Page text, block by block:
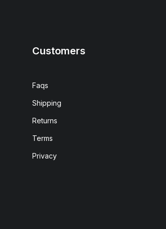
Customers
Faqs
Shipping
Returns
Terms
Privacy